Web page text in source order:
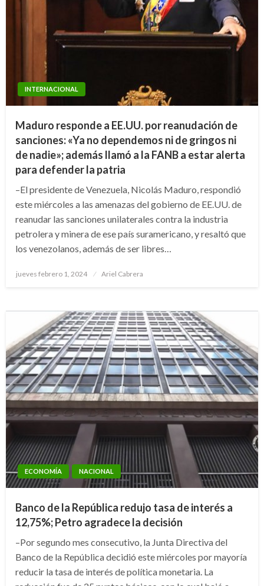
INTERNACIONAL
Maduro responde a EE.UU. por reanudación de
sanciones: «Ya no dependemos ni de gringos ni
de nadie»; además llamó a la FANB a estar alerta
para defender la patria
–El presidente de Venezuela, Nicolás Maduro, respondió
este miércoles a las amenazas del gobierno de EE.UU. de
reanudar las sanciones unilaterales contra la industria
petrolera y minera de ese país suramericano, y resaltó que
los venezolanos, además de ser libres…
Publicado
jueves febrero 1, 2024 Ariel Cabrera
ECONOMÍA NACIONAL
Banco de la República redujo tasa de interés a
12,75%; Petro agradece la decisión
–Por segundo mes consecutivo, la Junta Directiva del
Banco de la República decidió este miércoles por mayoría
reducir la tasa de interés de política monetaria. La